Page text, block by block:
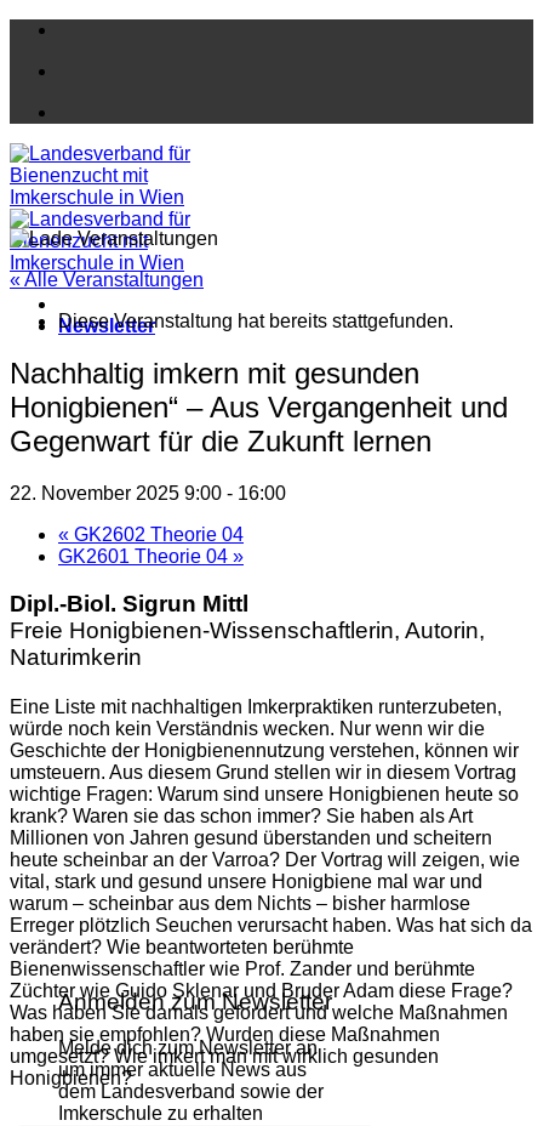
Zum
springen
Newsletter
Anmelden zum Newsletter
Melde dich zum Newsletter an
um immer aktuelle News aus
dem Landesverband sowie der
Imkerschule zu erhalten
« Alle Veranstaltungen
Diese Veranstaltung hat bereits stattgefunden.
Nachhaltig imkern mit gesunden
Honigbienen“ – Aus Vergangenheit und
Gegenwart für die Zukunft lernen
22. November 2025 9:00 - 16:00
« GK2602 Theorie 04
GK2601 Theorie 04 »
Dipl.-Biol. Sigrun Mittl
Freie Honigbienen-Wissenschaftlerin, Autorin,
Naturimkerin
Eine Liste mit nachhaltigen Imkerpraktiken runterzubeten,
würde noch kein Verständnis wecken. Nur wenn wir die
Geschichte der Honigbienennutzung verstehen, können wir
umsteuern. Aus diesem Grund stellen wir in diesem Vortrag
wichtige Fragen: Warum sind unsere Honigbienen heute so
krank? Waren sie das schon immer? Sie haben als Art
Millionen von Jahren gesund überstanden und scheitern
heute scheinbar an der Varroa? Der Vortrag will zeigen, wie
vital, stark und gesund unsere Honigbiene mal war und
warum – scheinbar aus dem Nichts – bisher harmlose
Erreger plötzlich Seuchen verursacht haben. Was hat sich da
verändert? Wie beantworteten berühmte
Bienenwissenschaftler wie Prof. Zander und berühmte
Züchter wie Guido Sklenar und Bruder Adam diese Frage?
Was haben Sie damals gefordert und welche Maßnahmen
haben sie empfohlen? Wurden diese Maßnahmen
umgesetzt? Wie imkert man mit wirklich gesunden
Honigbienen?